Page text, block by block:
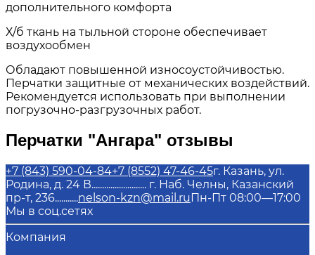
дополнительного комфорта
Х/б ткань на тыльной стороне обеспечивает
воздухообмен
Обладают повышенной износоустойчивостью.
Перчатки защитные от механических воздействий.
Рекомендуется использовать при выполнении
погрузочно-разгрузочных работ.
Перчатки "Ангара" отзывы
+7 (843) 590-04-84+7 (8552) 47-46-45г. Казань, ул.
Родина, д. 24 В.......................... г. Наб. Челны, Казанский
пр-т, 236...........nelson-kzn@mail.ruПн-Пт 08:00—17:00
Мы в соц.сетях
Компания